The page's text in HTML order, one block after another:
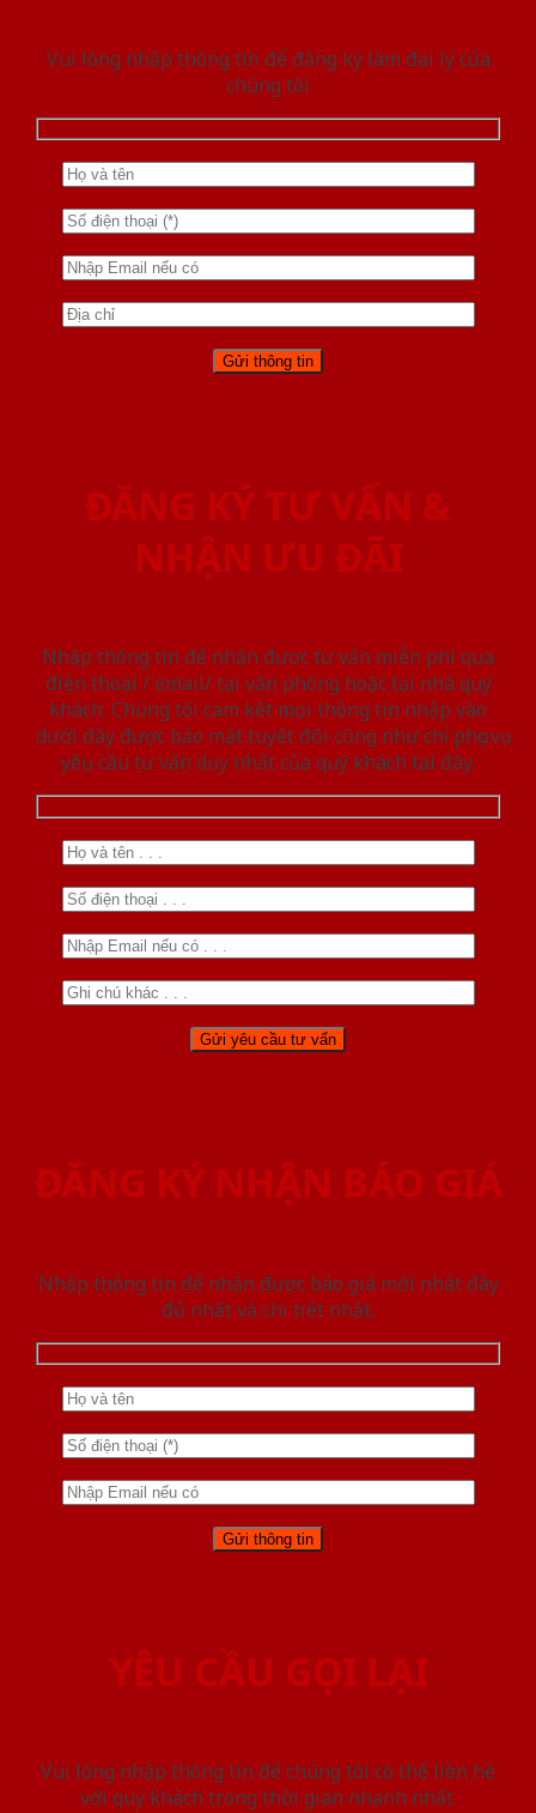
Vui lòng nhập thông tin để đăng ký làm đại lý của
chúng tôi
ĐĂNG KÝ TƯ VẤN &
NHẬN ƯU ĐÃI
Nhập thông tin để nhận được tư vấn miễn phí qua
điện thoại / email/ tại văn phòng hoặc tại nhà quý
khách. Chúng tôi cam kết mọi thông tin nhập vào
dưới đây được bảo mật tuyệt đối cũng như chỉ phục vụ
yêu cầu tư vấn duy nhất của quý khách tại đây.
ĐĂNG KÝ NHẬN BÁO GIÁ
Nhập thông tin để nhận được báo giá mới nhât đầy
đủ nhất và chi tiết nhất.
YÊU CẦU GỌI LẠI
Vui lòng nhập thông tin để chúng tôi có thể liên hệ
với quý khách trong thời gian nhanh nhất.